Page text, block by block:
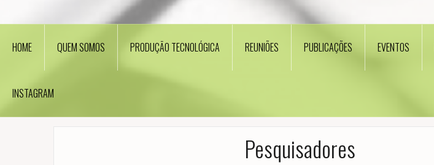
HOME QUEM SOMOS PRODUÇÃO TECNOLÓGICA REUNIÕES PUBLICAÇÕES EVENTOS
INSTAGRAM
Pesquisadores